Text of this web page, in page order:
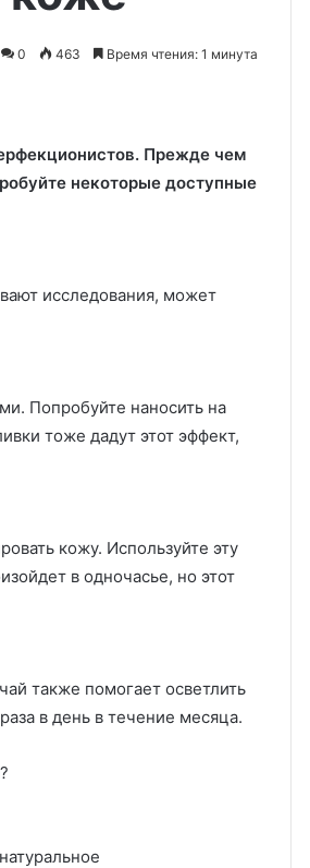
0 463 Время чтения: 1 минута
Прежде чем
некоторые доступные
исследования, может
Попробуйте наносить на
тоже дадут этот эффект,
кожу. Используйте эту
в одночасье, но этот
также помогает осветлить
в день в течение месяца.
может
спазмы
некоторых
ужин может спровоцировать